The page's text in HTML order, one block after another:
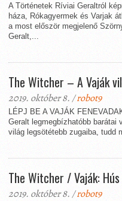
A Történetek Ríviai Geraltról
háza, Rókagyermek és Varjak
a most először megjelenő
Geralt,...
The Witcher – A Vaják
2019. október 8. /robot9
LÉPJ BE A VAJÁK
Geralt legmegbízhatóbb barátai
világ legsötétebb zugaiba, tudd
The Witcher / Vaják:
2019. október 8. /robot9